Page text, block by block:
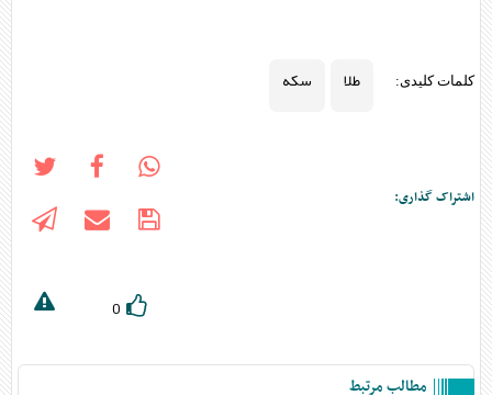
کلمات کلیدی: طلا سکه
اشتراک گذاری:
0
مطالب مرتبط